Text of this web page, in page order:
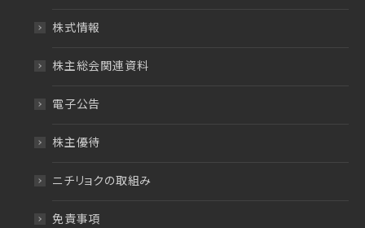
株式情報
株主総会関連資料
電子公告
株主優待
ニチリョクの取組み
免責事項